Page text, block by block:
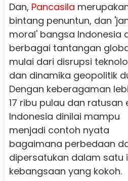
Dan, Pancasila
bintang penuntun, dan
moral' bangsa Indonesia
berbagai tantangan
mulai dari disrupsi
dan dinamika geopolitik
Dengan keberagaman
17 ribu pulau dan ratusan
Indonesia dinilai mampu
menjadi contoh nyata
bagaimana perbedaan
dipersatukan dalam satu
kebangsaan yang kokoh.